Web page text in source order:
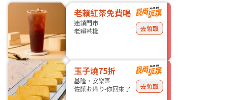
老賴紅茶免費喝
連鎖門市
老賴茶棧
去領取
玉子燒75折
基隆・安樂區
佐藤お帰り-你回來了
去領取